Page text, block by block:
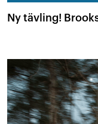
Ny tävling!